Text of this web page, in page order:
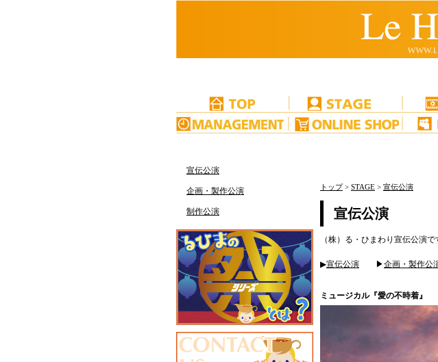
宣伝公演
企画・製作公演
制作公演
トップ> STAGE > 宣伝公演
宣伝公演
（株）る・ひまわり宣伝公演で
▶宣伝公演 ▶企画・製作公
ミュージカル『愛の不時着』